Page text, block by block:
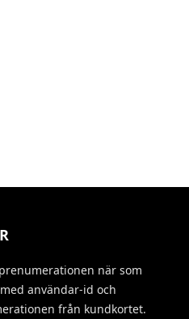
när som
användar-id och
från kundkortet.